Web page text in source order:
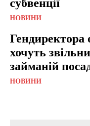
субвенції
НОВИНИ
Гендиректора
хочуть
займаній
НОВИНИ